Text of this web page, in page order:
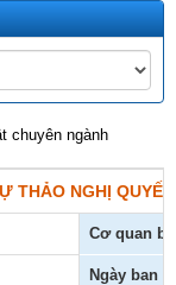
chuyên ngành
THẢO NGHỊ
Cơ quan
Ngày ban